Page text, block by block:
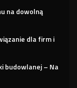
na dowolną
dla firm i
budowlanej – Na